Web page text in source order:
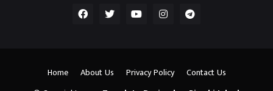
Home About Us Privacy Policy Contact Us